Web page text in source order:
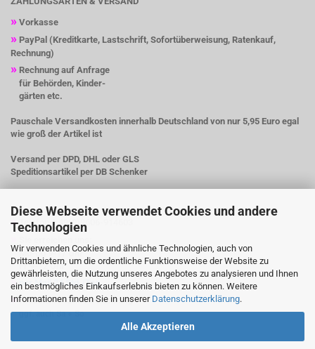
Diese Webseite verwendet Cookies und andere
Technologien
Wir verwenden Cookies und ähnliche Technologien, auch von
Drittanbietern, um die ordentliche Funktionsweise der Website zu
gewährleisten, die Nutzung unseres Angebotes zu analysieren und Ihnen
ein bestmögliches Einkaufserlebnis bieten zu können. Weitere
Informationen finden Sie in unserer Datenschutzerklärung.
Alle Akzeptieren
» Vorkasse
» PayPal (Kreditkarte, Lastschrift, Sofortüberweisung, Ratenkauf,
Rechnung)
» Rechnung auf Anfrage
für Behörden, Kinder-
gärten etc.
Pauschale Versandkosten innerhalb Deutschland von nur 5,95 Euro egal
wie groß der Artikel ist
Versand per DPD, DHL oder GLS
Speditionsartikel per DB Schenker
» Telefon + 49(0)9606-914603
Mo-Do 9-17 Uhr
Fr 9-12 Uhr
» per Mail 24 Std./Tag
»Probefahrt nach Vereinbarung
ggf. auch Sa + So